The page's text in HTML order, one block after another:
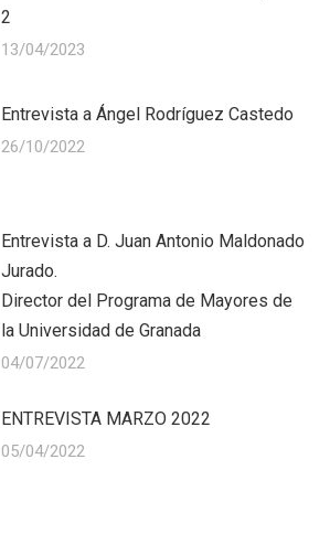
2
13/04/2023
Entrevista a Ángel Rodríguez Castedo
26/10/2022
Entrevista a D. Juan Antonio Maldonado
Jurado.
Director del Programa de Mayores de
la Universidad de Granada
04/07/2022
ENTREVISTA MARZO 2022
05/04/2022